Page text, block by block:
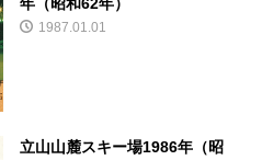
1987.01.01
立山山麓スキー場1986年（昭